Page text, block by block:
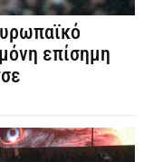
επίσημη